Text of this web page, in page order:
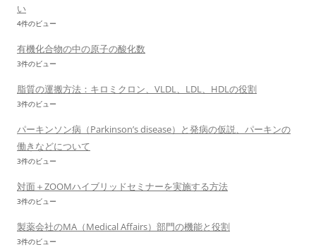
い
4件のビュー
有機化合物の中の原子の酸化数
3件のビュー
脂質の運搬方法：キロミクロン、VLDL、LDL、HDLの役割
3件のビュー
パーキンソン病（Parkinson’s disease）と発病の仮説、パーキンの
働きなどについて
3件のビュー
対面＋ZOOMハイブリッドセミナーを実施する方法
3件のビュー
製薬会社のMA（Medical Affairs）部門の機能と役割
3件のビュー